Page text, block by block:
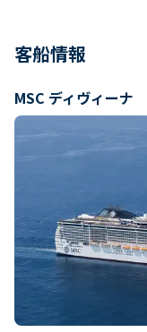
客船情報
MSC ディヴィーナ